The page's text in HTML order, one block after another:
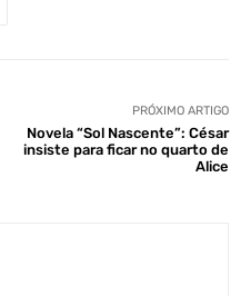
PRÓXIMO ARTIGO
Novela “Sol Nascente”: César
insiste para ficar no quarto de
Alice